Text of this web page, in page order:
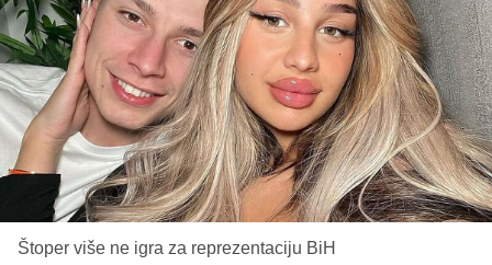
Štoper više ne igra za reprezentaciju BiH